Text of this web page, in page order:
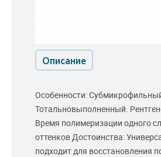
Описание
Особенности:
Тотальновыполненный.
Время полимеризации одного
оттенков Достоинства:
подходит для восстановления